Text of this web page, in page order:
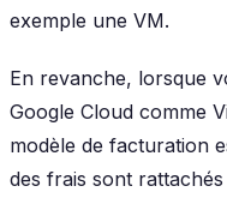
exemple une VM.
En revanche, lorsque
Google Cloud comme
modèle de facturation
des frais sont